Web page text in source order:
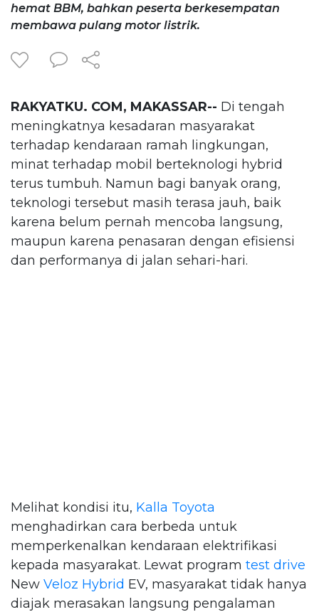
hemat BBM, bahkan peserta berkesempatan
membawa pulang motor listrik.
RAKYATKU. COM, MAKASSAR-- Di tengah
meningkatnya kesadaran masyarakat
terhadap kendaraan ramah lingkungan,
minat terhadap mobil berteknologi hybrid
terus tumbuh. Namun bagi banyak orang,
teknologi tersebut masih terasa jauh, baik
karena belum pernah mencoba langsung,
maupun karena penasaran dengan efisiensi
dan performanya di jalan sehari-hari.
Melihat kondisi itu, Kalla Toyota
menghadirkan cara berbeda untuk
memperkenalkan kendaraan elektrifikasi
kepada masyarakat. Lewat program test drive
New Veloz Hybrid EV, masyarakat tidak hanya
diajak merasakan langsung pengalaman